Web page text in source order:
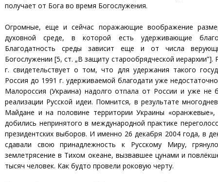
получает от Бога во время Богослужения.
Огромные, еще и сейчас поражающие воображение
духовной среде, в которой есть удерживающие
Благодатность среды зависит еще и от числа
Богослужении [5, ст. „В защиту старообрядческой иерархии”].
г. свидетельствует о том, что для удержания такого
Россия до 1991 г. удерживаемой благодати уже
Малороссия (Украина) надолго отпала от России и уже не
реализации Русской идеи. Помнится, в результате
Майдане и на половине территории Украины
добились непринятого в международной практике
президентских выборов. И именно 26 декабря 2004 года, в
сдавали свою принадлежность к Русскому Миру,
землетрясение в Тихом океане, вызвавшее цунами и
тысяч человек. Как будто провели роковую черту.